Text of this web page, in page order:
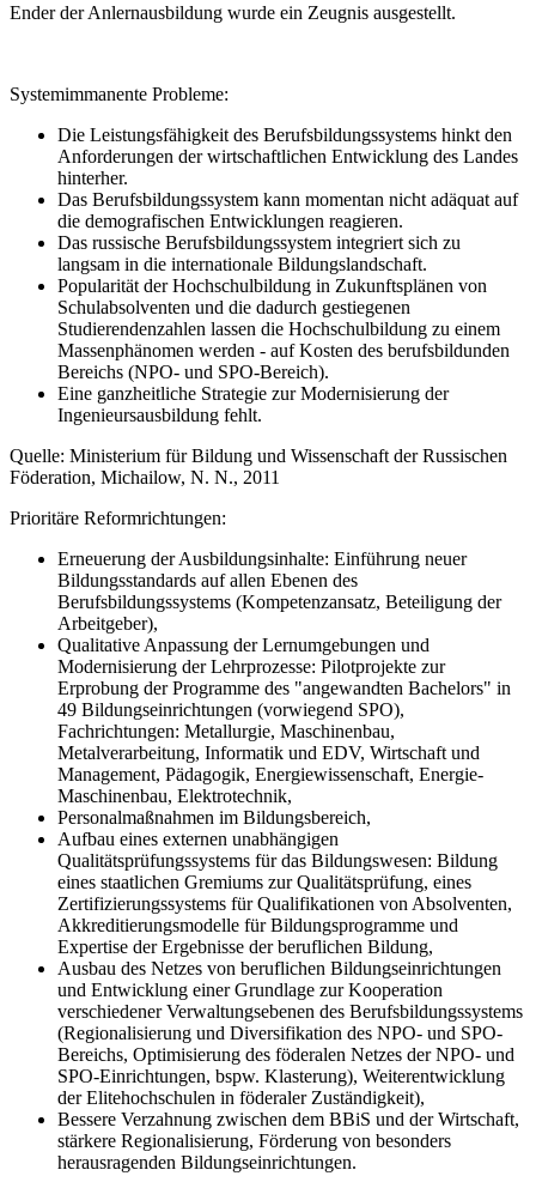
Ender der Anlernausbildung wurde ein Zeugnis ausgestellt.
Systemimmanente Probleme:
Die Leistungsfähigkeit des Berufsbildungssystems hinkt den
Anforderungen der wirtschaftlichen Entwicklung des Landes
hinterher.
Das Berufsbildungssystem kann momentan nicht adäquat auf
die demografischen Entwicklungen reagieren.
Das russische Berufsbildungssystem integriert sich zu
langsam in die internationale Bildungslandschaft.
Popularität der Hochschulbildung in Zukunftsplänen von
Schulabsolventen und die dadurch gestiegenen
Studierendenzahlen lassen die Hochschulbildung zu einem
Massenphänomen werden - auf Kosten des berufsbildunden
Bereichs (NPO- und SPO-Bereich).
Eine ganzheitliche Strategie zur Modernisierung der
Ingenieursausbildung fehlt.
Quelle: Ministerium für Bildung und Wissenschaft der Russischen
Föderation, Michailow, N. N., 2011
Prioritäre Reformrichtungen:
Erneuerung der Ausbildungsinhalte: Einführung neuer
Bildungsstandards auf allen Ebenen des
Berufsbildungssystems (Kompetenzansatz, Beteiligung der
Arbeitgeber),
Qualitative Anpassung der Lernumgebungen und
Modernisierung der Lehrprozesse: Pilotprojekte zur
Erprobung der Programme des "angewandten Bachelors" in
49 Bildungseinrichtungen (vorwiegend SPO),
Fachrichtungen: Metallurgie, Maschinenbau,
Metalverarbeitung, Informatik und EDV, Wirtschaft und
Management, Pädagogik, Energiewissenschaft, Energie-
Maschinenbau, Elektrotechnik,
Personalmaßnahmen im Bildungsbereich,
Aufbau eines externen unabhängigen
Qualitätsprüfungssystems für das Bildungswesen: Bildung
eines staatlichen Gremiums zur Qualitätsprüfung, eines
Zertifizierungssystems für Qualifikationen von Absolventen,
Akkreditierungsmodelle für Bildungsprogramme und
Expertise der Ergebnisse der beruflichen Bildung,
Ausbau des Netzes von beruflichen Bildungseinrichtungen
und Entwicklung einer Grundlage zur Kooperation
verschiedener Verwaltungsebenen des Berufsbildungssystems
(Regionalisierung und Diversifikation des NPO- und SPO-
Bereichs, Optimisierung des föderalen Netzes der NPO- und
SPO-Einrichtungen, bspw. Klasterung), Weiterentwicklung
der Elitehochschulen in föderaler Zuständigkeit),
Bessere Verzahnung zwischen dem BBiS und der Wirtschaft,
stärkere Regionalisierung, Förderung von besonders
herausragenden Bildungseinrichtungen.